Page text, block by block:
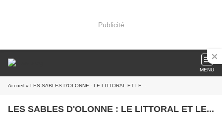
Publicité
MENU
Accueil » LES SABLES D'OLONNE : LE LITTORAL ET LE...
LES SABLES D'OLONNE : LE LITTORAL ET LE...